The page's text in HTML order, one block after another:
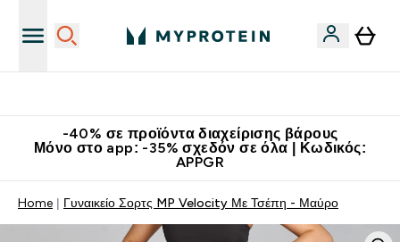
-40% σε προϊόντα διαχείρισης βάρους
Μόνο στο app: -35% σχεδόν σε όλα | Κωδικός:
APPGR
Home Γυναικείο Σορτς MP Velocity Με Τσέπη - Μαύρο